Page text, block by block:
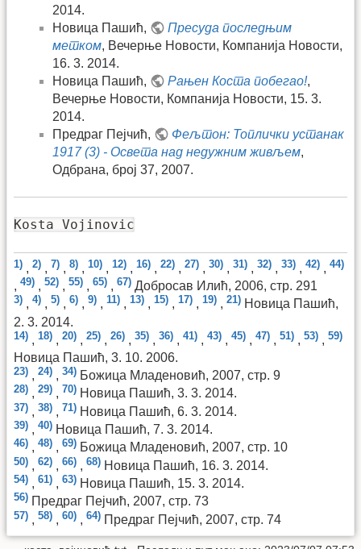
2014.
Новица Пашић,
Пресуда последњим
метком, Вечерње Новости, Компанија Новости,
16. 3. 2014.
Новица Пашић,
Рањен Коста побегао!,
Вечерње Новости, Компанија Новости, 15. 3.
2014.
Предраг Пејчић,
Фељтон: Топлички устанак
1917 (3) - Освета над недужним живљем,
Одбрана, број 37, 2007.
Kosta Vojinovic
1) , 2) , 7) , 8) , 10) , 12) , 16) , 22) , 27) , 30) , 31) , 32) , 33) , 42) , 44)
, 49) , 52) , 55) , 65) , 67) Добросав Илић, 2006, стр. 291
3) , 4) , 5) , 6) , 9) , 11) , 13) , 15) , 17) , 19) , 21) Новица Пашић,
2. 3. 2014.
14) , 18) , 20) , 25) , 26) , 35) , 36) , 41) , 43) , 45) , 47) , 51) , 53) , 59)
Новица Пашић, 3. 10. 2006.
23) , 24) , 34) Божица Младеновић, 2007, стр. 9
28) , 29) , 70) Новица Пашић, 3. 3. 2014.
37) , 38) , 71) Новица Пашић, 6. 3. 2014.
39) , 40) Новица Пашић, 7. 3. 2014.
46) , 48) , 69) Божица Младеновић, 2007, стр. 10
50) , 62) , 66) , 68) Новица Пашић, 16. 3. 2014.
54) , 61) , 63) Новица Пашић, 15. 3. 2014.
56) Предраг Пејчић, 2007, стр. 73
57) , 58) , 60) , 64) Предраг Пејчић, 2007, стр. 74